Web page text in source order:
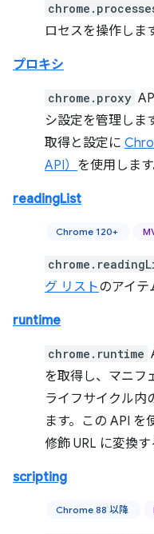
ロセスを操作します
プロキシ
chrome.proxy
シ設定を管理しま
取得と設定に
API） を使用します
readingList
Chrome 120+
グ リストのアイテ
runtime
chrome.runtime
を取得し、マニフ
ライフサイクル内
ます。この API を
修飾 URL に変換す
scripting
Chrome 88 以降